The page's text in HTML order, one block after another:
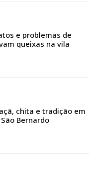
12 meses
em papel entregue à
ao conteúdo online
aos conteúdos
e problemas de
queixas na vila
chita e tradição em
Bernardo